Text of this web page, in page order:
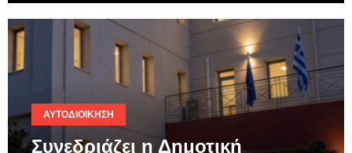
ΑΥΤΟΔΙΟΊΚΗΣΗ
Συνεδριάζει η Δημοτική